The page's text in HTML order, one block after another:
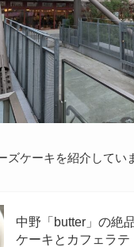
ズケーキを紹介してい
中野「butter」の絶
ケーキとカフェラテ